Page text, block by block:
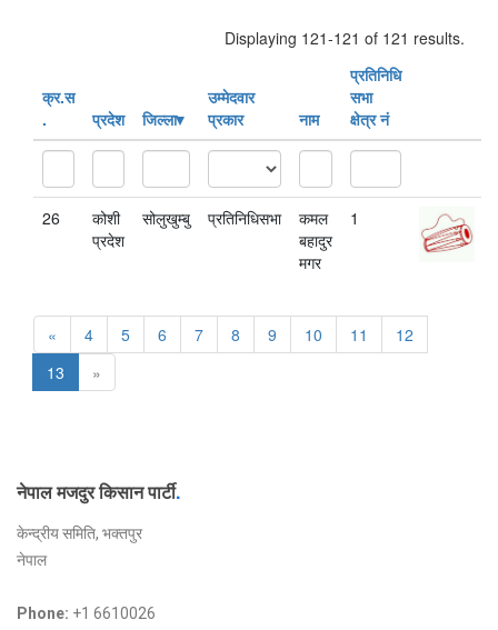
Displaying 121-121 of 121 results.
क्र‍.स‌
.
प्रदेश जिल्ला
उम्मेदवार
प्रकार
नाम
प्रतिनिधि
सभा
क्षेत्र नं
26
कोशी
प्रदेश
सोलुखुम्बु प्रतिनिधिसभा
कमल
बहादुर
मगर
1
« 4 5 6 7 8 9 10 11
12
13
»
नेपाल मजदुर किसान पार्टी.
केन्द्रीय समिति, भक्तपुर
नेपाल
Phone: +1 6610026